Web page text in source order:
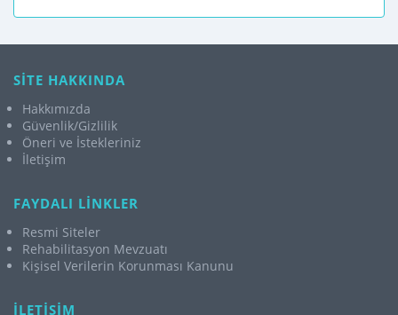
SİTE HAKKINDA
Hakkımızda
Güvenlik/Gizlilik
Öneri ve İstekleriniz
İletişim
FAYDALI LİNKLER
Resmi Siteler
Rehabilitasyon Mevzuatı
Kişisel Verilerin Korunması Kanunu
İLETİŞİM